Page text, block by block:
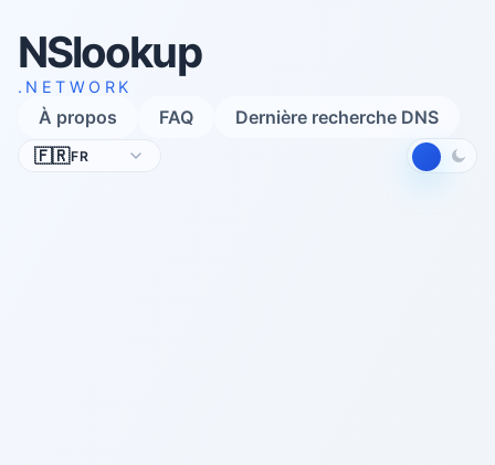
NSlookup
.NETWORK
À propos FAQ
Dernière recherche DNS
Langue
🇫🇷FR